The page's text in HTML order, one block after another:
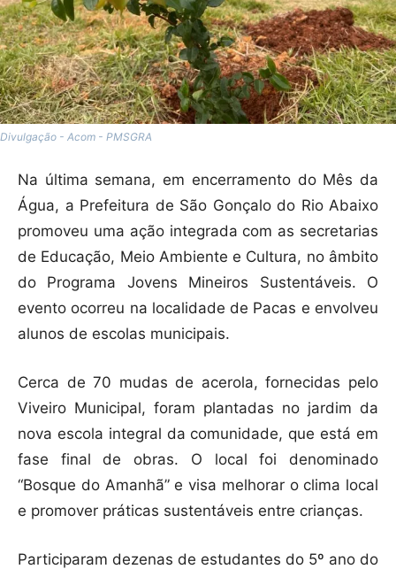
Divulgação - Acom - PMSGRA
Na última semana, em encerramento do Mês da
Água, a Prefeitura de São Gonçalo do Rio Abaixo
promoveu uma ação integrada com as secretarias
de Educação, Meio Ambiente e Cultura, no âmbito
do Programa Jovens Mineiros Sustentáveis. O
evento ocorreu na localidade de Pacas e envolveu
alunos de escolas municipais.
Cerca de 70 mudas de acerola, fornecidas pelo
Viveiro Municipal, foram plantadas no jardim da
nova escola integral da comunidade, que está em
fase final de obras. O local foi denominado
“Bosque do Amanhã” e visa melhorar o clima local
e promover práticas sustentáveis entre crianças.
Participaram dezenas de estudantes do 5º ano do